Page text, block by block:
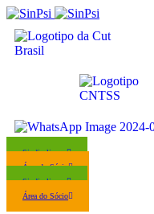
Sindicalize-se
Área do Sócio
Sindicalize-se
Área do Sócio